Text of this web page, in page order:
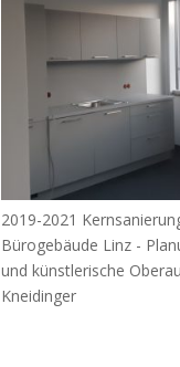
2019-2021
Bürogebäude Linz -
und künstlerische
Kneidinger